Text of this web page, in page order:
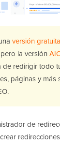
versión gratuita
la versión
de redirigir todo
páginas y más
de